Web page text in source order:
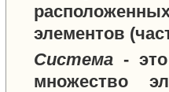
элементов
Система -
множество